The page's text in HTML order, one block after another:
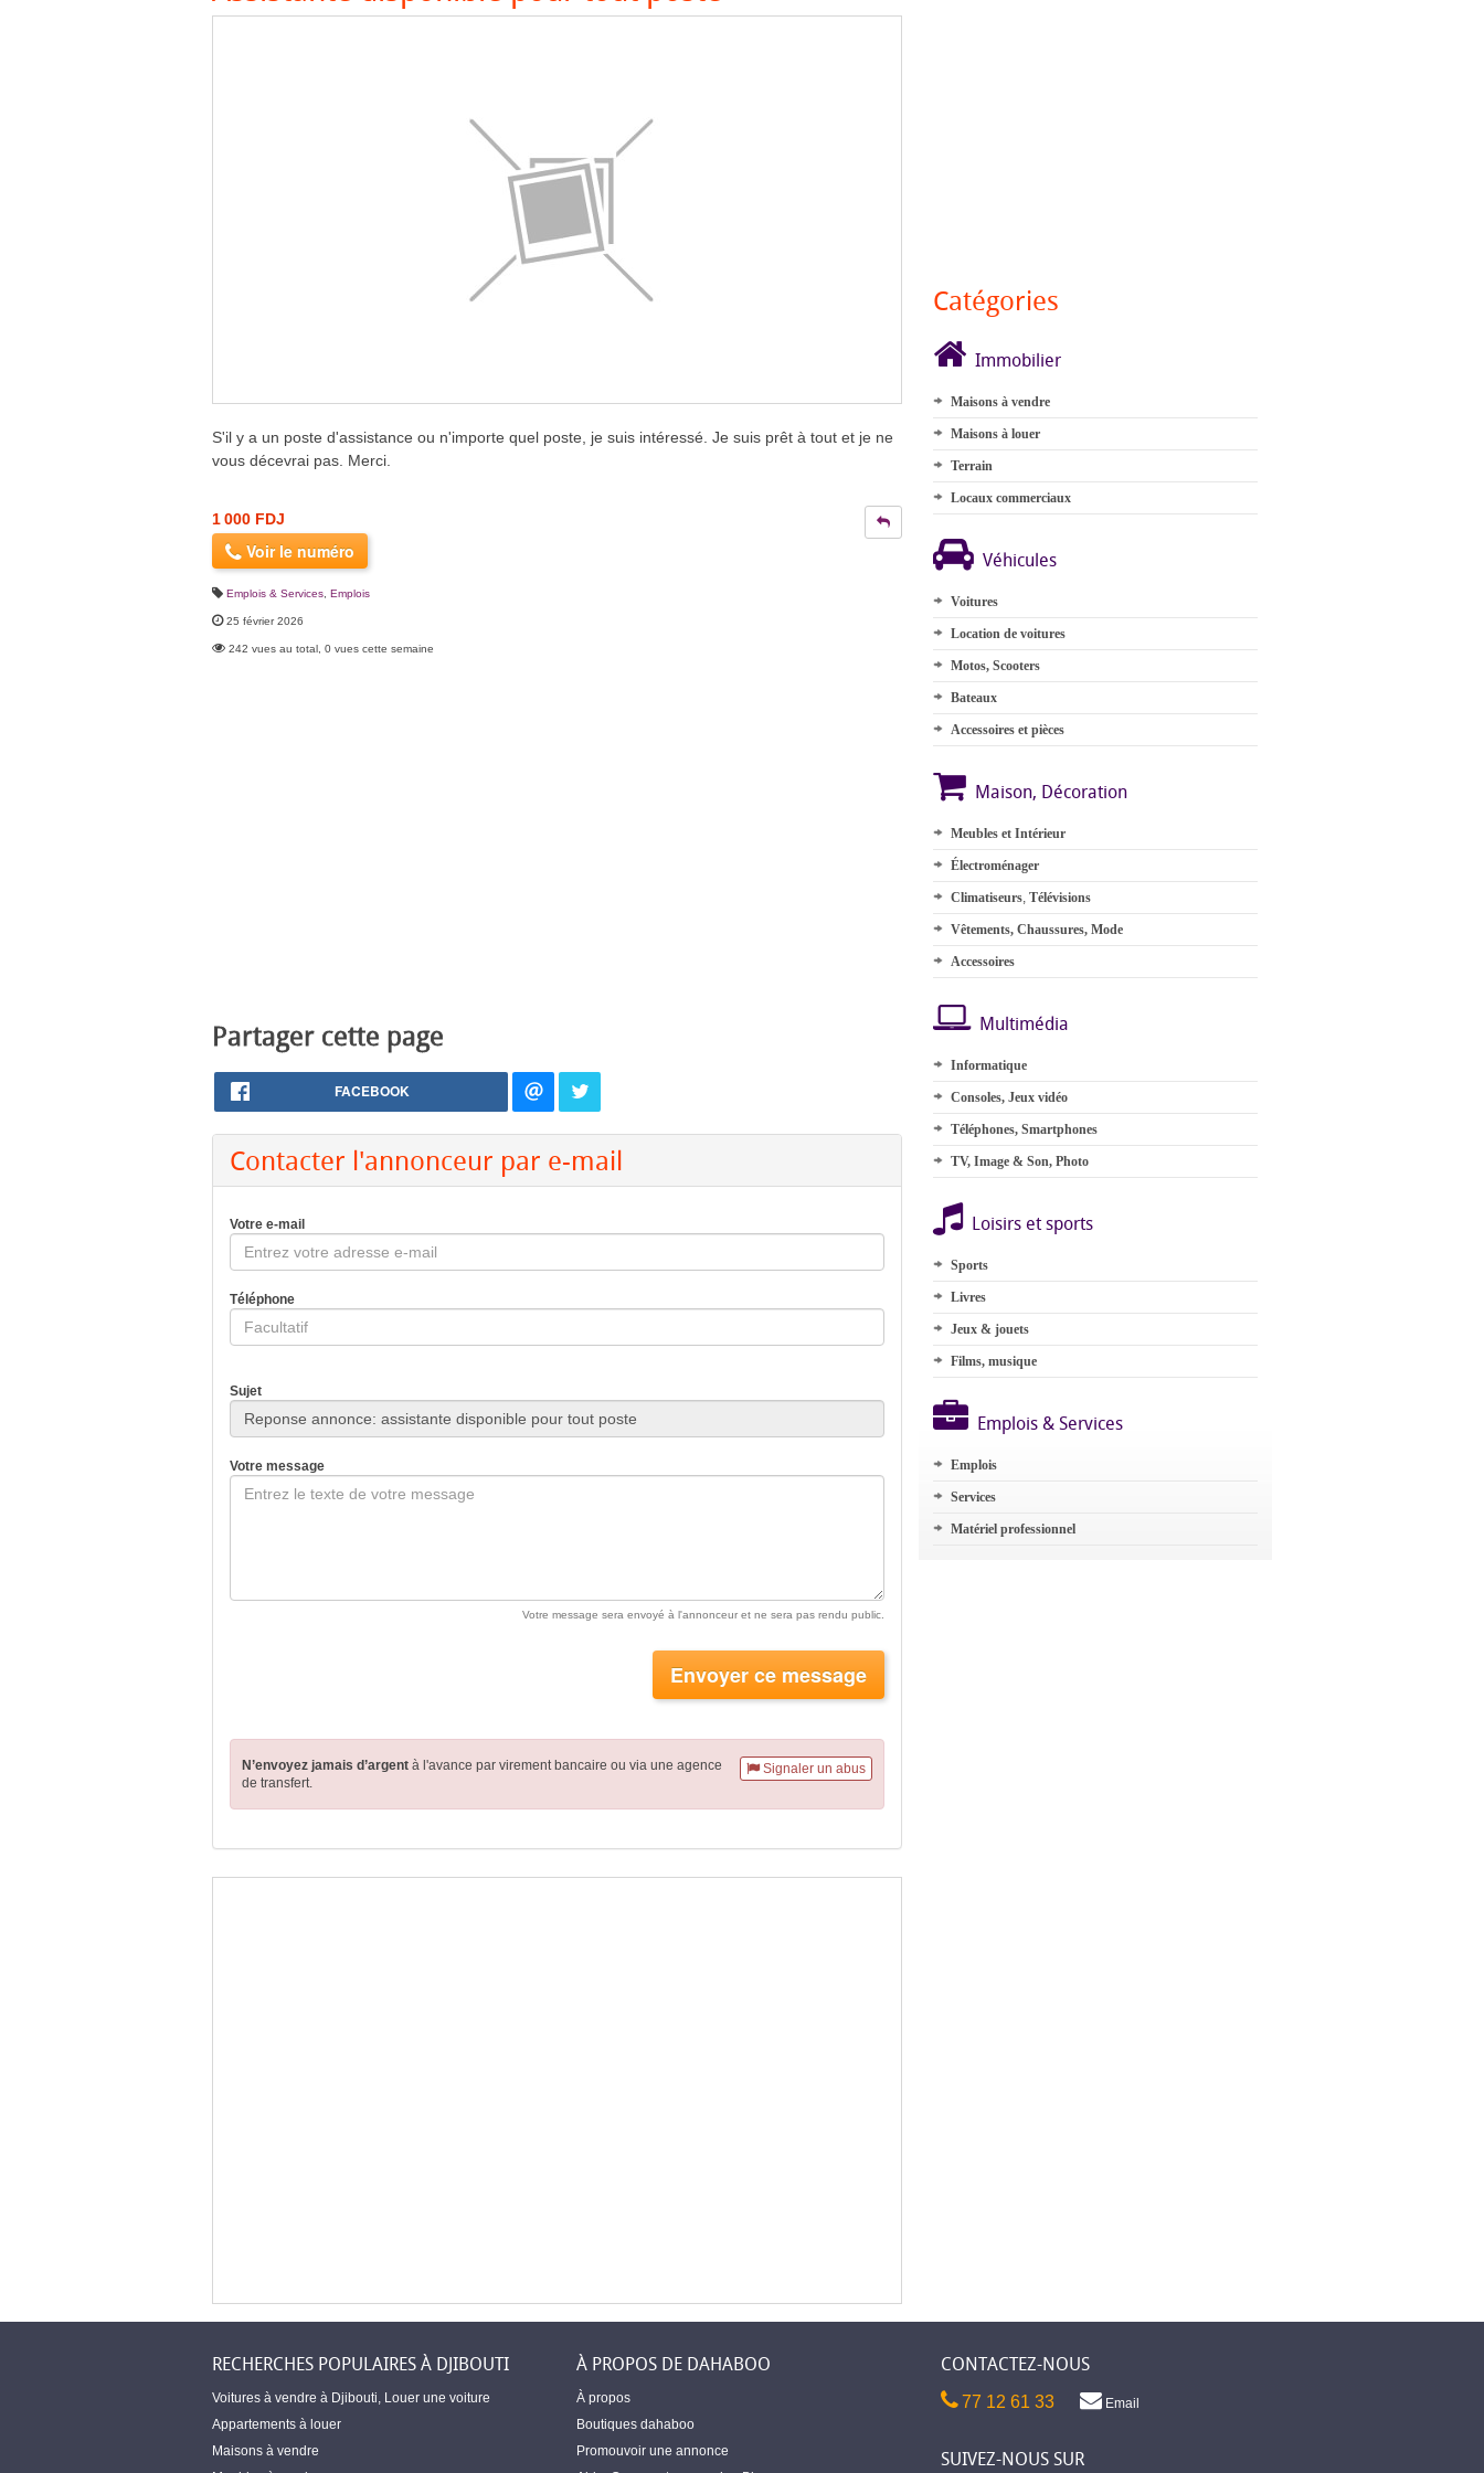
S'il y a un poste d'assistance ou n'importe quel poste, je suis intéressé. Je suis prêt à tout et je ne
vous décevrai pas. Merci.
1 000 FDJ
Voir le numéro
Emplois & Services Emplois
25 février 2026
242 vues au total, 0 vues cette semaine
Partager cette page
FACEBOOK
Contacter l'annonceur par e-mail
Votre e-mail
Téléphone
Sujet
Votre message
Votre message sera envoyé à l'annonceur et ne sera pas rendu public.
Envoyer ce message
Signaler un abus
N’envoyez jamais d’argent à l'avance par virement bancaire ou via une agence
de transfert.
Catégories
Immobilier
Maisons à vendre
Maisons à louer
Terrain
Locaux commerciaux
Véhicules
Voitures
Location de voitures
Motos, Scooters
Bateaux
Accessoires et pièces
Maison, Décoration
Meubles et Intérieur
Électroménager
Climatiseurs, Télévisions
Vêtements, Chaussures, Mode
Accessoires
Multimédia
Informatique
Consoles, Jeux vidéo
Téléphones, Smartphones
TV, Image & Son, Photo
Loisirs et sports
Sports
Livres
Jeux & jouets
Films, musique
Emplois & Services
Emplois
Services
Matériel professionnel
RECHERCHES POPULAIRES À DJIBOUTI
Voitures à vendre à Djibouti Louer une voiture
Appartements à louer
Maisons à vendre
À PROPOS DE DAHABOO
À propos
Boutiques dahaboo
Promouvoir une annonce
CONTACTEZ-NOUS
77 12 61 33 Email
SUIVEZ-NOUS SUR